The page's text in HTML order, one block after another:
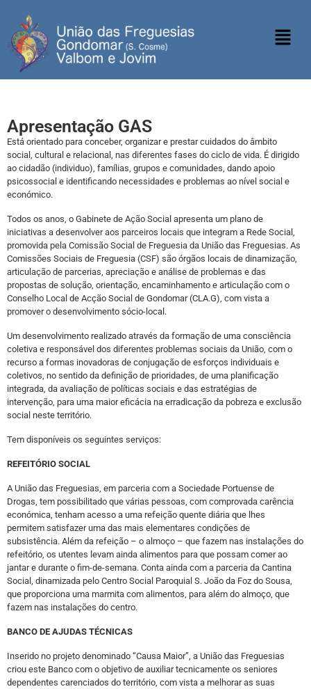
Apresentação GAS
Está orientado para conceber, organizar e prestar cuidados do âmbito
social, cultural e relacional, nas diferentes fases do ciclo de vida. É dirigido
ao cidadão (individuo), famílias, grupos e comunidades, dando apoio
psicossocial e identificando necessidades e problemas ao nível social e
económico.
Todos os anos, o Gabinete de Ação Social apresenta um plano de
iniciativas a desenvolver aos parceiros locais que integram a Rede Social,
promovida pela Comissão Social de Freguesia da União das Freguesias. As
Comissões Sociais de Freguesia (CSF) são órgãos locais de dinamização,
articulação de parcerias, apreciação e análise de problemas e das
propostas de solução, orientação, encaminhamento e articulação com o
Conselho Local de Acção Social de Gondomar (CLA.G), com vista a
promover o desenvolvimento sócio-local.
Um desenvolvimento realizado através da formação de uma consciência
coletiva e responsável dos diferentes problemas sociais da União, com o
recurso a formas inovadoras de conjugação de esforços individuais e
coletivos, no sentido da definição de prioridades, de uma planificação
integrada, da avaliação de políticas sociais e das estratégias de
intervenção, para uma maior eficácia na erradicação da pobreza e exclusão
social neste território.
Tem disponíveis os seguintes serviços:
REFEITÓRIO SOCIAL
A União das Freguesias, em parceria com a Sociedade Portuense de
Drogas, tem possibilitado que várias pessoas, com comprovada carência
económica, tenham acesso a uma refeição quente diária que lhes
permitem satisfazer uma das mais elementares condições de
subsistência. Além da refeição – o almoço – que fazem nas instalações do
refeitório, os utentes levam ainda alimentos para que possam comer ao
jantar e durante o fim-de-semana. Conta ainda com a parceria da Cantina
Social, dinamizada pelo Centro Social Paroquial S. João da Foz do Sousa,
que proporciona uma marmita com alimentos, para além do almoço, que
fazem nas instalações do centro.
BANCO DE AJUDAS TÉCNICAS
Inserido no projeto denominado “Causa Maior”, a União das Freguesias
criou este Banco com o objetivo de auxiliar tecnicamente os seniores
dependentes carenciados do território, com vista a melhorar as suas